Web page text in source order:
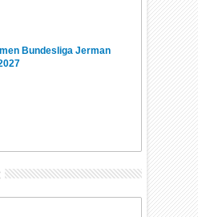
Bundesliga Jerman